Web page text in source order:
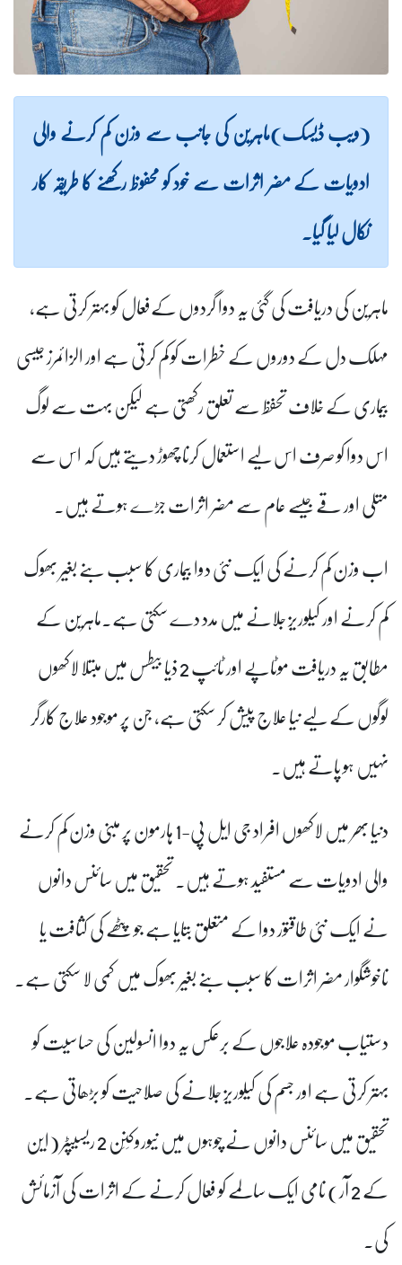
(ویب ڈیسک)ماہرین کی جانب سے وزن کم کرنے والی
ادویات کے مضر اثرات سے خود کو محفوظ رکھنے کا طریقہ کار
نکال لیا گیا۔
ماہرین کی دریافت کی گئییہ دوا گردوں کےفعال کو بہتر کرتی ہے،
مہلک دل کے دوروں کے خطرات کو کم کرتی ہے اور الزائمرز جیسی
بیماری کے خلاف تحفظ سے تعلق رکھتی ہے لیکن بہت سے لوگ
اس دوا کو صرف اس لیے استعمال کرنا چھوڑ دیتے ہیں کہ اس سے
متلی اور قے جیسے عام سے مضر اثرات جڑے ہوتے ہیں۔
اب وزن کم کرنے کی ایک نئی دوا بیماری کا سبب بنے بغیر بھوک
کم کرنے اور کیلوریز جلانے میں مدد دے سکتی ہے۔ماہرین کے
مطابق یہ دریافت موٹاپے اور ٹائپ 2 ذیا بیطس میں مبتلا لاکھوں
لوگوں کے لیے نیا علاج پیش کر سکتی ہے، جن پر موجود علاج کارگر
نہیں ہو پاتے ہیں۔
دنیا بھر میں لاکھوں افراد جی ایل پی-1 ہارمون پر مبنی وزن کم کرنے
والی ادویات سے مستفید ہوتے ہیں۔ تحقیق میں سائنس دانوں
نے ایک نئی طاقتور دوا کے متعلق بتایا ہے جو پٹھے کی کثافت یا
ناخوشگوار مضر اثرات کا سبب بنے بغیر بھوک میں کمی لا سکتی ہے۔
دستیاب موجودہ علاجوں کے برعکس یہ دوا انسولین کی حساسیت کو
بہتر کرتی ہے اور جسم کی کیلوریز جلانے کی صلاحیت کو بڑھاتی ہے۔
تحقیق میں سائنس دانوں نے چوہوں میں نیوروکِنِن 2 ریسیپٹر (این
کے 2 آر) نامی ایک سالمے کو فعال کرنے کے اثرات کی آزمائش
کی۔